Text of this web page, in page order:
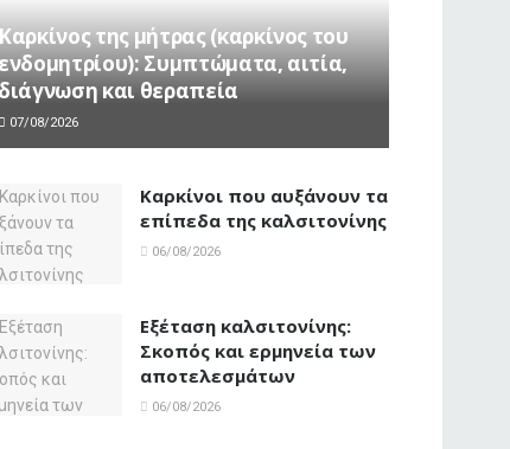
της μήτρας (καρκίνος του
Συμπτώματα, αιτία,
και θεραπεία
07/08/2026
Καρκίνοι που αυξάνουν τα
επίπεδα της καλσιτονίνης
06/08/2026
Εξέταση καλσιτονίνης:
Σκοπός και ερμηνεία των
αποτελεσμάτων
06/08/2026